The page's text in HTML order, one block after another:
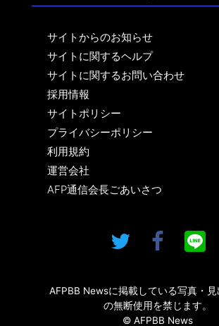
サイトからのお知らせ
サイトに関するヘルプ
サイトに関するお問い合わせ
採用情報
サイトポリシー
プライバシーポリシー
利用規約
運営会社
AFP通信会長ごあいさつ
AFPBB Newsに掲載している写真・
の無断使用を禁じます。
© AFPBB News